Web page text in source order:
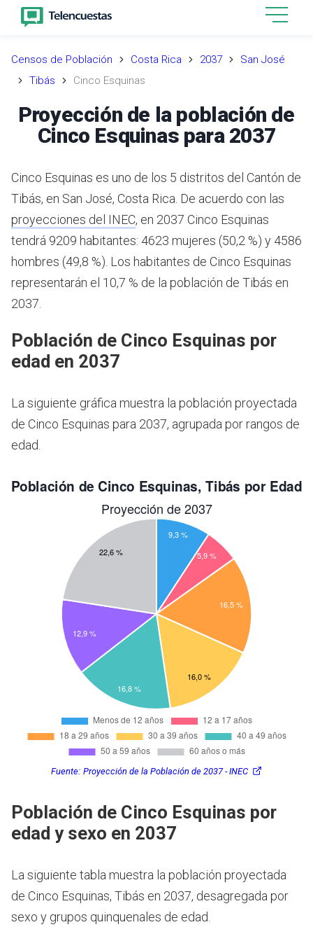
Censos de Población Costa Rica 2037
San José
Tibás
Cinco Esquinas
Proyección de la población de
Cinco Esquinas para 2037
Cinco Esquinas es uno de los 5 distritos del Cantón de
Tibás, en San José, Costa Rica. De acuerdo con las
proyecciones del INEC, en 2037 Cinco Esquinas
tendrá 9209 habitantes: 4623 mujeres (50,2 %) y 4586
hombres (49,8 %). Los habitantes de Cinco Esquinas
representarán el 10,7 % de la población de Tibás en
2037.
Población de Cinco Esquinas por
edad en 2037
La siguiente gráfica muestra la población proyectada
de Cinco Esquinas para 2037, agrupada por rangos de
edad.
Fuente: Proyección de la Población de 2037 - INEC
Población de Cinco Esquinas por
edad y sexo en 2037
La siguiente tabla muestra la población proyectada
de Cinco Esquinas, Tibás en 2037, desagregada por
sexo y grupos quinquenales de edad.